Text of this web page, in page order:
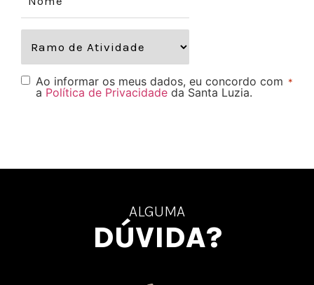
Ao informar os meus dados, eu concordo com
a Política de Privacidade da Santa Luzia.
*
ALGUMA
DÚVIDA?